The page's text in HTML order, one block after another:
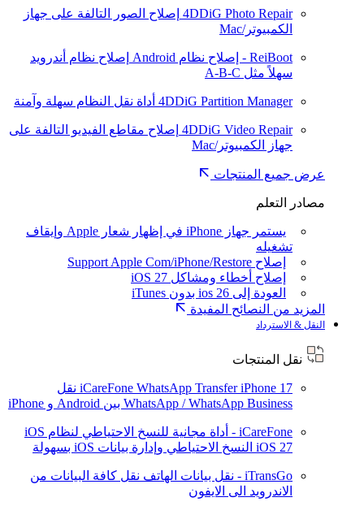
4DDiG Photo Repair إصلاح الصور التالفة على جهاز
الكمبيوتر/Mac
ReiBoot - إصلاح نظام Android
إصلاح نظام أندرويد
سهلاً مثل A-B-C
4DDiG Partition Manager أداة نقل النظام سهلة وآمنة
4DDiG Video Repair إصلاح مقاطع الفيديو التالفة على
جهاز الكمبيوتر/Mac
عرض جميع المنتجات
مصادر التعلم
يستمر جهاز iPhone في إظهار شعار Apple وإيقاف
تشغيله
إصلاح Support Apple Com/iPhone/Restore
إصلاح أخطاء ومشاكل iOS 27
العودة إلى ios 26 بدون iTunes
المزيد من النصائح المفيدة
النقل & الاسترداد
نقل المنتجات
iCareFone WhatsApp TransferiPhone 17
نقل
WhatsApp / WhatsApp Business بين Android و iPhone
iCareFone - أداة مجانية للنسخ الاحتياطي لنظام iOS
iOS 27 النسخ الاحتياطي وإدارة بيانات iOS بسهولة
iTransGo - نقل بيانات الهاتف
نقل كافة البيانات من
الاندرويد الى الايفون